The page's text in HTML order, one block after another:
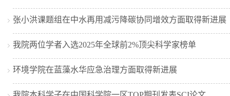
张小洪课题组在中水再用减污降碳协同增效方面取得新进展
我院两位学者入选2025年全球前2%顶尖科学家榜单
环境学院在蓝藻水华应急治理方面取得新进展